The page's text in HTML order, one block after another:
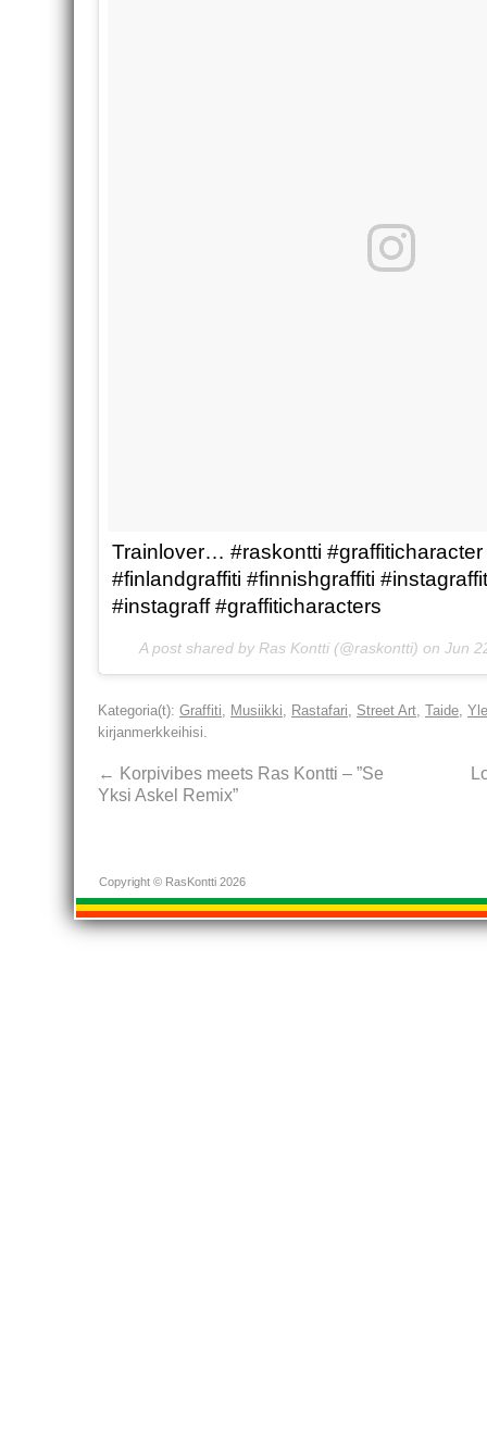
Trainlover… #raskontti #graffiticharacter
#finlandgraffiti #finnishgraffiti
#instagraff #graffiticharacters
A post shared by Ras Kontti (@raskontti) on Jun
Kategoria(t): Graffiti, Musiikki, Rastafari, Street Art, Taide,
kirjanmerkkeihisi.
← Korpivibes meets Ras Kontti – ”Se
Yksi Askel Remix”
Copyright © RasKontti 2026